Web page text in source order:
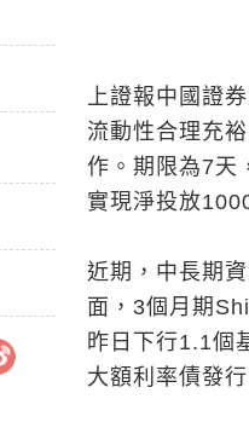
上證報中國證
流動性合理充
作。期限為7天
實現淨投放
近期，中長期
面，3個月期
昨日下行1.1個
大額利率債發行